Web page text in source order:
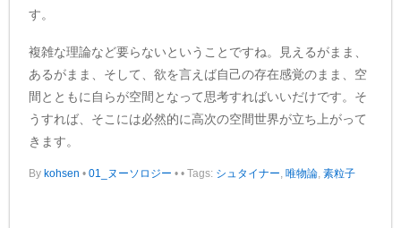
す。
複雑な理論など要らないということですね。見えるがまま、
あるがまま、そして、欲を言えば自己の存在感覚のまま、空
間とともに自らが空間となって思考すればいいだけです。そ
うすれば、そこには必然的に高次の空間世界が立ち上がって
きます。
By kohsen • 01_ヌーソロジー • • Tags: シュタイナー,唯物論,素粒子